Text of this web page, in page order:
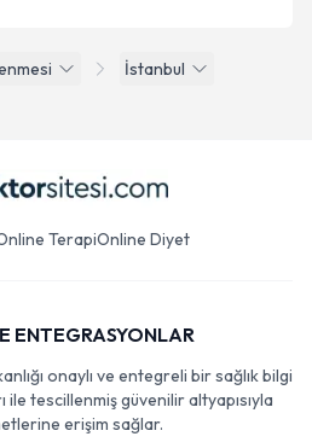
İstanbul
TerapiOnline Diyet
ENTEGRASYONLAR
onaylı ve entegreli bir sağlık bilgi
tescillenmiş güvenilir altyapısıyla
erişim sağlar.